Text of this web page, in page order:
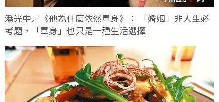
潘光中／《他為什麼依然單身》： 「婚姻」非人生必
考題，「單身」也只是一種生活選擇